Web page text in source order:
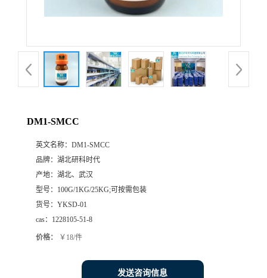
DM1-SMCC
英文名称： DM1-SMCC
品牌： 湖北研科时代
产地： 湖北、武汉
型号： 100G/1KG/25KG;可按需包装
货号： YKSD-01
cas： 1228105-51-8
价格： ￥18/件
发送咨询信息